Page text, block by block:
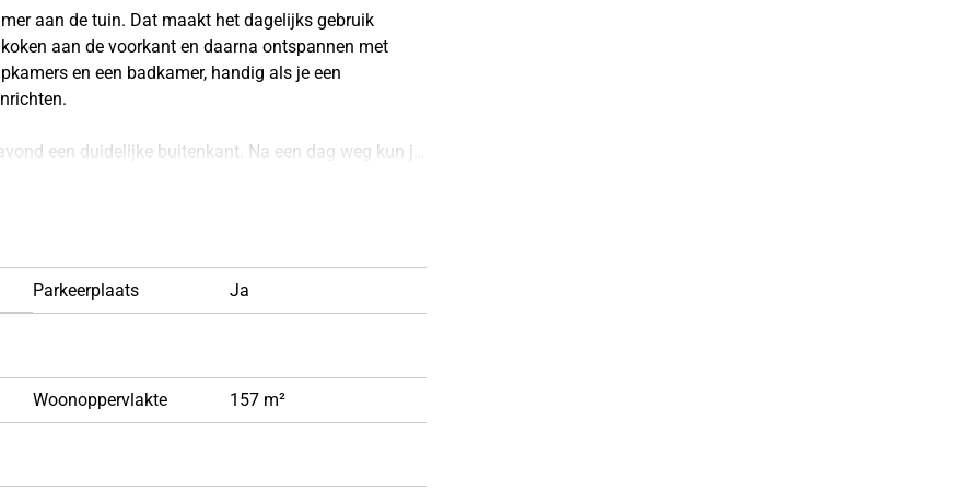
aan de tuin. Dat maakt het dagelijks gebruik
aan de voorkant en daarna ontspannen met
en een badkamer, handig als je een
een duidelijke buitenkant. Na een dag weg kun je
naar de woonkamer.
elektrisch energiesysteem is de technische
Individuele koperswensen kunnen daarom
voor de bouw volgens planning kunnen
jaar en wordt de woning eind 2027 opgeleverd.
tot extra kamer(s);
Parkeerplaats Ja
Woonoppervlakte 157 m²